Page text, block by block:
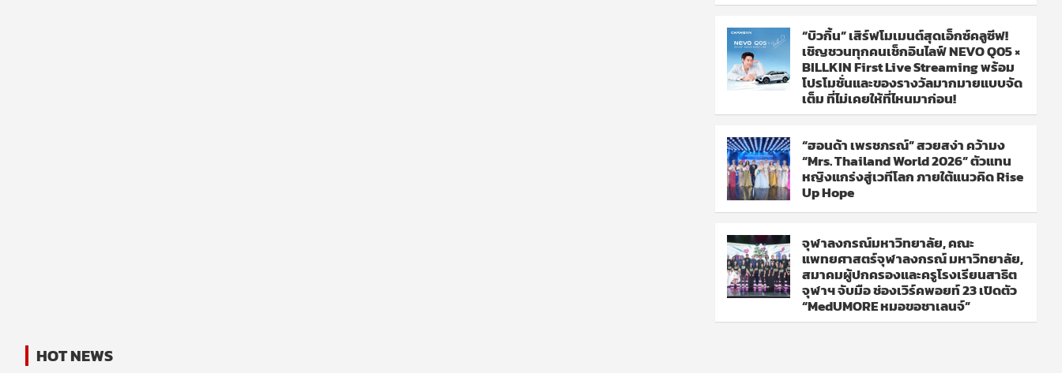
“บิวกิ้น” เสิร์ฟโมเมนต์สุดเอ็กซ์คลูซีฟ!
เชิญชวนทุกคนเช็กอินไลฟ์ NEVO Q05 ×
BILLKIN First Live Streaming พร้อม
โปรโมชั่นและของรางวัลมากมายแบบจัด
เต็ม ที่ไม่เคยให้ที่ไหนมาก่อน!
“ฮอนด้า เพรชภรณ์” สวยสง่า คว้ามง
“Mrs. Thailand World 2026” ตัวแทน
หญิงแกร่งสู่เวทีโลก ภายใต้แนวคิด Rise
Up Hope
จุฬาลงกรณ์มหาวิทยาลัย, คณะ
แพทยศาสตร์จุฬาลงกรณ์ มหาวิทยาลัย,
สมาคมผู้ปกครองและครูโรงเรียนสาธิต
จุฬาฯ จับมือ ช่องเวิร์คพอยท์ 23 เปิดตัว
“MedUMORE หมอขอชาเลนจ์”
HOT NEWS